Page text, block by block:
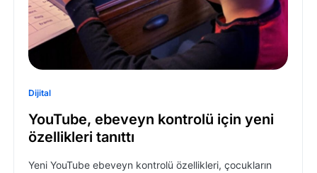
Dijital
YouTube, ebeveyn kontrolü için yeni
özellikleri tanıttı
Yeni YouTube ebeveyn kontrolü özellikleri, çocukların